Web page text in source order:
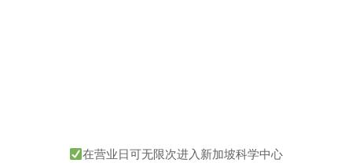
在营业日可无限次进入新加坡科学中心